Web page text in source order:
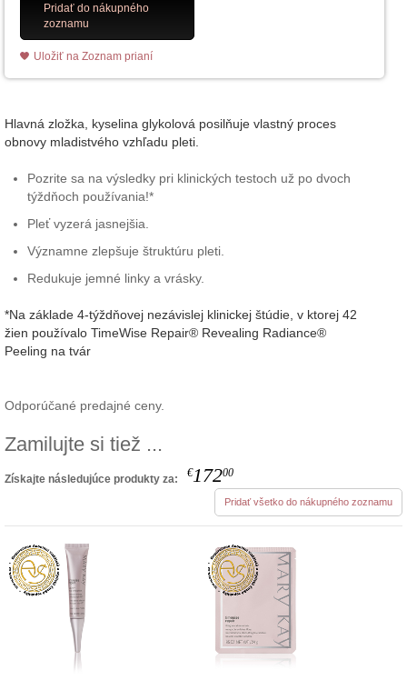
Pridať do nákupného
zoznamu
Uložiť na Zoznam prianí
Hlavná zložka, kyselina glykolová posilňuje vlastný proces
obnovy mladistvého vzhľadu pleti.
Pozrite sa na výsledky pri klinických testoch už po dvoch
týždňoch používania!*
Pleť vyzerá jasnejšia.
Významne zlepšuje štruktúru pleti.
Redukuje jemné linky a vrásky.
*Na základe 4-týždňovej nezávislej klinickej štúdie, v ktorej 42
žien používalo TimeWise Repair® Revealing Radiance®
Peeling na tvár
Odporúčané predajné ceny.
Zamilujte si tiež ...
Získajte následujúce produkty za: €17200
Pridať všetko do nákupného zoznamu